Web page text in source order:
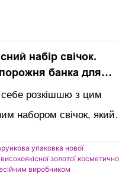
набір свічок.
банка для
та упаковка в
коробці
розкішшю з цим
набором свічок, який
упаковку в
коробці. Створіть власні